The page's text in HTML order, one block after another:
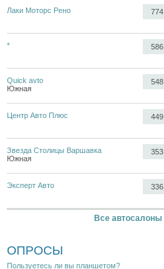
Лаки Моторс Рено 774
* 586
Quick avto
Южная
548
Центр Авто Плюс 449
Звезда Столицы Варшавка
Южная
353
Эксперт Авто 336
Все автосалоны
ОПРОСЫ
Пользуетесь ли вы планшетом?